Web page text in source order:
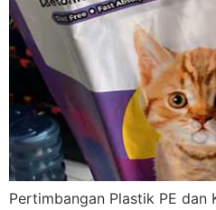
Pertimbangan Plastik PE dan